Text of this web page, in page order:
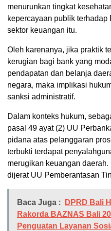
menurunkan tingkat
kepercayaan publik terhadap
sektor keuangan itu.
Oleh karenanya, jika praktik
kerugian bagi bank yang
pendapatan dan belanja
negara, maka implikasi
sanksi administratif.
Dalam konteks hukum,
pasal 49 ayat (2) UU
pidana atas pelanggaran
terbukti terdapat
merugikan keuangan
dijerat UU Pemberantasan
Baca Juga :
DPRD Bali
Rakorda BAZNAS Bali
Penguatan Layanan